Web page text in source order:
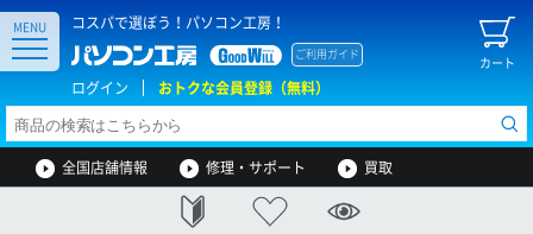
コスパで選ぼう！パソコン工房！
カート
ご利用ガイド
ログイン おトクな会員登録（無料）
MENU
全国店舗情報 修理・サポート 買取